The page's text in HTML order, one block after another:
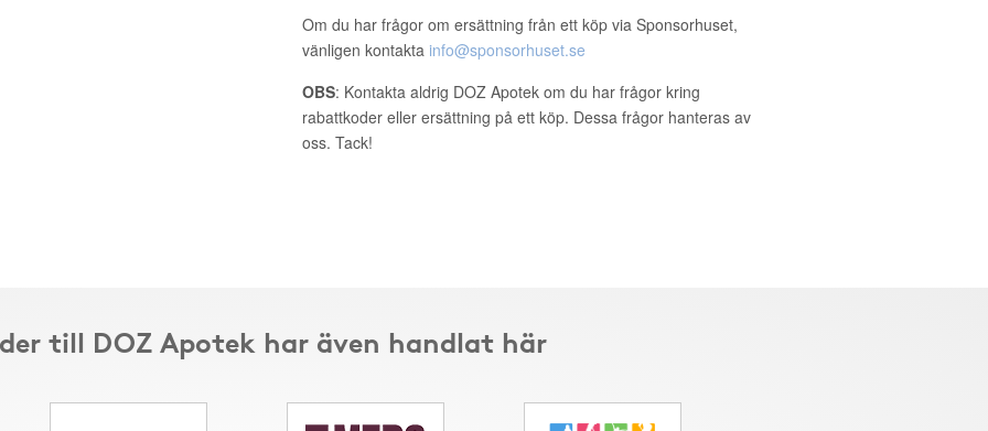
Om du har frågor om ersättning från ett köp via Sponsorhuset,
vänligen kontakta info@sponsorhuset.se
OBS: Kontakta aldrig DOZ Apotek om du har frågor kring
rabattkoder eller ersättning på ett köp. Dessa frågor hanteras av
oss. Tack!
till DOZ Apotek har även handlat här